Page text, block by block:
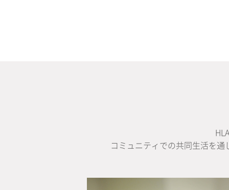
コミュニティでの共同生活を